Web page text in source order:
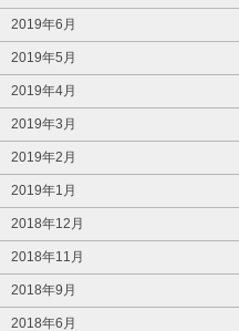
2019年6月
2019年5月
2019年4月
2019年3月
2019年2月
2019年1月
2018年12月
2018年11月
2018年9月
2018年6月